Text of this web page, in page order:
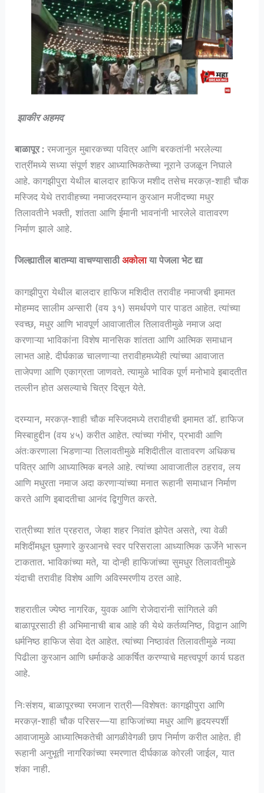
झाकीर अहमद
बाळापूर: रमजानुल मुबारकच्या पवित्र आणि बरकतांनी भरलेल्या
रात्रींमध्ये सध्या संपूर्ण शहर आध्यात्मिकतेच्या नूराने उजळून निघाले
आहे. कागझीपुरा येथील बालदार हाफिज मशीद तसेच मरकज़-शाही चौक
मस्जिद येथे तरावीहच्या नमाजदरम्यान कुरआन मजीदच्या मधुर
तिलावतीने भक्ती, शांतता आणि ईमानी भावनांनी भारलेले वातावरण
निर्माण झाले आहे.
जिल्ह्यातील बातम्या वाचण्यासाठीअकोलाया पेजला भेट द्या
कागझीपुरा येथील बालदार हाफिज मशिदीत तरावीह नमाजची इमामत
मोहम्मद सालीम अन्सारी (वय ३१) समर्थपणे पार पाडत आहेत. त्यांच्या
स्वच्छ, मधुर आणि भावपूर्ण आवाजातील तिलावतीमुळे नमाज अदा
करणाऱ्या भाविकांना विशेष मानसिक शांतता आणि आत्मिक समाधान
लाभत आहे. दीर्घकाळ चालणाऱ्या तरावीहमध्येही त्यांच्या आवाजात
ताजेपणा आणि एकाग्रता जाणवते. त्यामुळे भाविक पूर्ण मनोभावे इबादतीत
तल्लीन होत असल्याचे चित्र दिसून येते.
दरम्यान, मरकज़-शाही चौक मस्जिदमध्ये तरावीहची इमामत डॉ. हाफिज
मिस्बाहुद्दीन (वय ४५) करीत आहेत. त्यांच्या गंभीर, प्रभावी आणि
अंतःकरणाला भिडणाऱ्या तिलावतीमुळे मशिदीतील वातावरण अधिकच
पवित्र आणि आध्यात्मिक बनले आहे. त्यांच्या आवाजातील ठहराव, लय
आणि मधुरता नमाज अदा करणाऱ्यांच्या मनात रूहानी समाधान निर्माण
करते आणि इबादतीचा आनंद द्विगुणित करते.
रात्रीच्या शांत प्रहरात, जेव्हा शहर निवांत झोपेत असते, त्या वेळी
मशिदींमधून घुमणारे कुरआनचे स्वर परिसराला आध्यात्मिक ऊर्जेने भारून
टाकतात. भाविकांच्या मते, या दोन्ही हाफिजांच्या सुमधुर तिलावतीमुळे
यंदाची तरावीह विशेष आणि अविस्मरणीय ठरत आहे.
शहरातील ज्येष्ठ नागरिक, युवक आणि रोजेदारांनी सांगितले की
बाळापूरसाठी ही अभिमानाची बाब आहे की येथे कर्तव्यनिष्ठ, विद्वान आणि
धर्मनिष्ठ हाफिज सेवा देत आहेत. त्यांच्या निष्ठावंत तिलावतीमुळे नव्या
पिढीला कुरआन आणि धर्माकडे आकर्षित करण्याचे महत्त्वपूर्ण कार्य घडत
आहे.
निःसंशय, बाळापूरच्या रमजान रात्री—विशेषतः कागझीपुरा आणि
मरकज़-शाही चौक परिसर—या हाफिजांच्या मधुर आणि हृदयस्पर्शी
आवाजामुळे आध्यात्मिकतेची आगळीवेगळी छाप निर्माण करीत आहेत. ही
रूहानी अनुभूती नागरिकांच्या स्मरणात दीर्घकाळ कोरली जाईल, यात
शंका नाही.